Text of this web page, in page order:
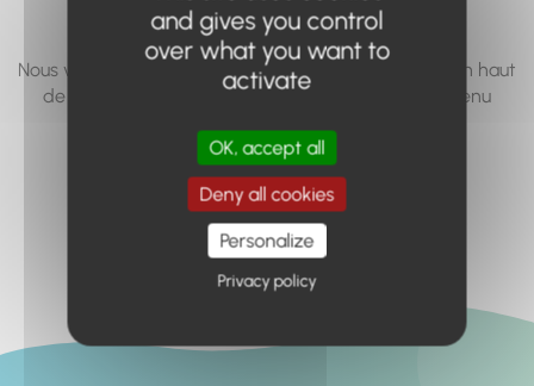
Nous vous invitons à utiliser le moteur de recherche en haut
de page, ou à utiliser le menu pour trouver le contenu
Retour à l'accueil
and gives you control
over what you want to
activate
OK, accept all
Deny all cookies
Personalize
Privacy policy